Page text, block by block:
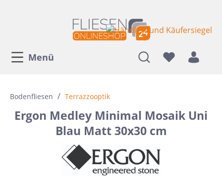
Menü
Bodenfliesen / Terrazzooptik
Ergon Medley Minimal Mosaik Uni
Blau Matt 30x30 cm